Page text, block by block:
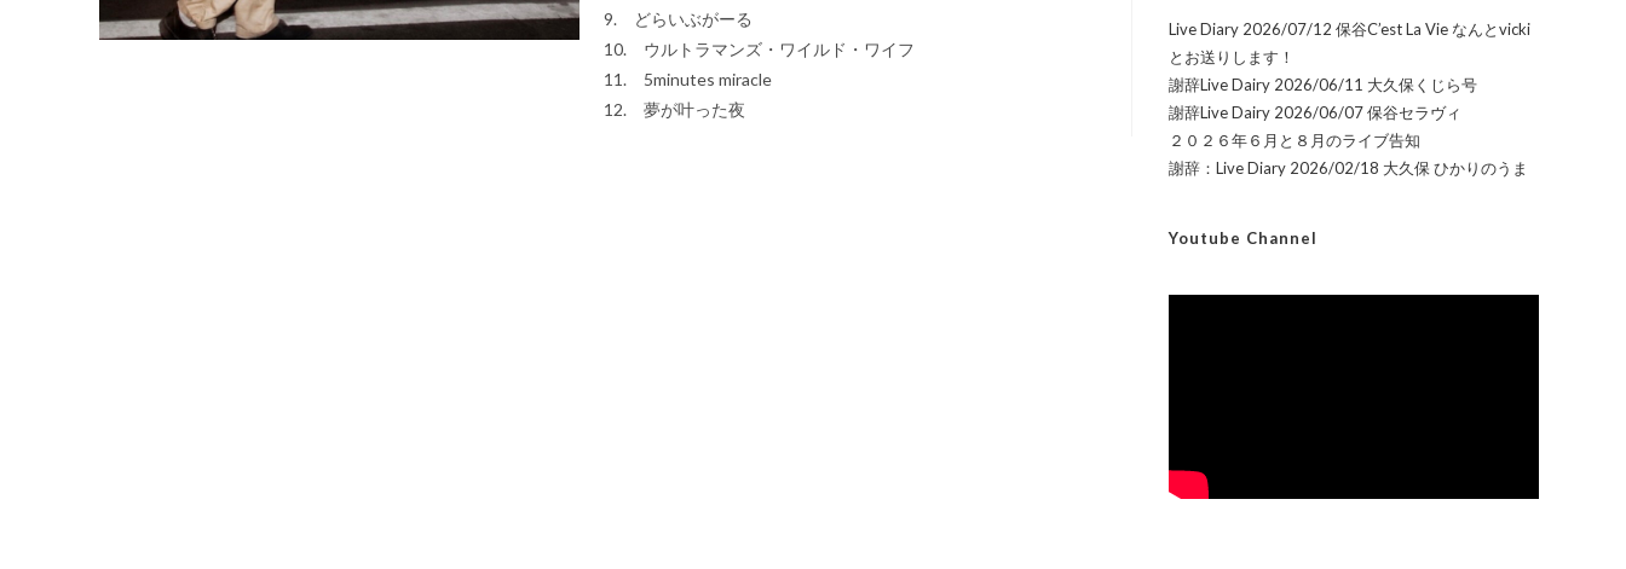
9. どらいぶがーる
10. ウルトラマンズ・ワイルド・ワイフ
11. 5minutes miracle
12. 夢が叶った夜
Live Diary 2026/07/12 保谷C’est La Vie なんとvicki
とお送りします！
謝辞Live Dairy 2026/06/11 大久保くじら号
謝辞Live Dairy 2026/06/07 保谷セラヴィ
２０２６年６月と８月のライブ告知
謝辞：Live Diary 2026/02/18 大久保 ひかりのうま
Youtube Channel